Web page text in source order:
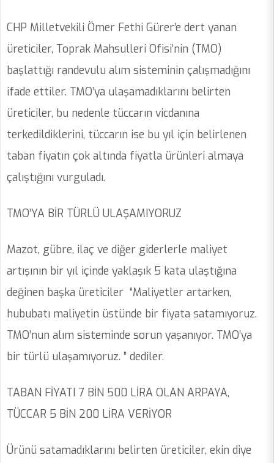
CHP Milletvekili Ömer Fethi Gürer’e dert yanan
üreticiler, Toprak Mahsulleri Ofisi’nin (TMO)
başlattığı randevulu alım sisteminin çalışmadığını
ifade ettiler. TMO’ya ulaşamadıklarını belirten
üreticiler, bu nedenle tüccarın vicdanına
terkedildiklerini, tüccarın ise bu yıl için belirlenen
taban fiyatın çok altında fiyatla ürünleri almaya
çalıştığını vurguladı.
TMO’YA BİR TÜRLÜ ULAŞAMIYORUZ
Mazot, gübre, ilaç ve diğer giderlerle maliyet
artışının bir yıl içinde yaklaşık 5 kata ulaştığına
değinen başka üreticiler “Maliyetler artarken,
hububatı maliyetin üstünde bir fiyata satamıyoruz.
TMO’nun alım sisteminde sorun yaşanıyor. TMO’ya
bir türlü ulaşamıyoruz. ” dediler.
TABAN FİYATI 7 BİN 500 LİRA OLAN ARPAYA,
TÜCCAR 5 BİN 200 LİRA VERİYOR
Ürünü satamadıklarını belirten üreticiler, ekin diye